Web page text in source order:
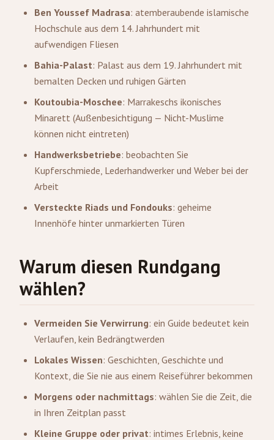
Ben Youssef Madrasa: atemberaubende islamische
Hochschule aus dem 14. Jahrhundert mit
aufwendigen Fliesen
Bahia-Palast: Palast aus dem 19. Jahrhundert mit
bemalten Decken und ruhigen Gärten
Koutoubia-Moschee: Marrakeschs ikonisches
Minarett (Außenbesichtigung — Nicht-Muslime
können nicht eintreten)
Handwerksbetriebe: beobachten Sie
Kupferschmiede, Lederhandwerker und Weber bei der
Arbeit
Versteckte Riads und Fondouks: geheime
Innenhöfe hinter unmarkierten Türen
Warum diesen Rundgang
wählen?
Vermeiden Sie Verwirrung: ein Guide bedeutet kein
Verlaufen, kein Bedrängtwerden
Lokales Wissen: Geschichten, Geschichte und
Kontext, die Sie nie aus einem Reiseführer bekommen
Morgens oder nachmittags: wählen Sie die Zeit, die
in Ihren Zeitplan passt
Kleine Gruppe oder privat: intimes Erlebnis, keine